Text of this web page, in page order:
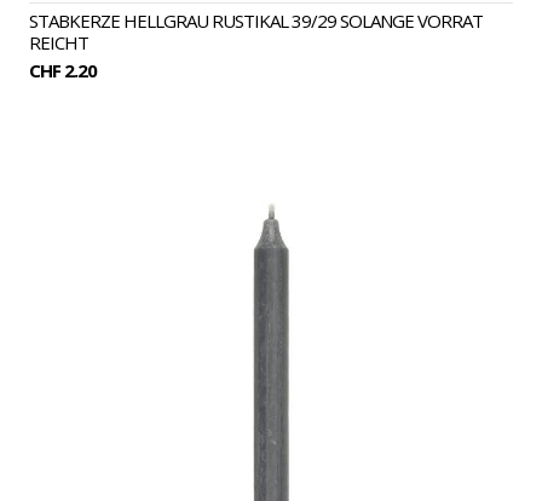
STABKERZE HELLGRAU RUSTIKAL 39/29 SOLANGE VORRAT
REICHT
CHF 2.20